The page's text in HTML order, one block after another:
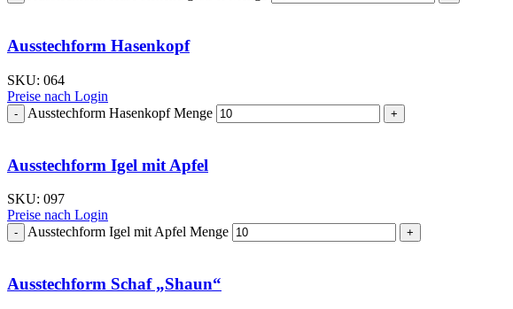
Ausstechform Hasenkopf
SKU: 064
Preise nach Login
Ausstechform Hasenkopf Menge
Ausstechform Igel mit Apfel
SKU: 097
Preise nach Login
Ausstechform Igel mit Apfel Menge
Ausstechform Schaf „Shaun“